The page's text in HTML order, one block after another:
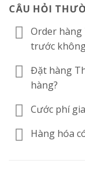
CÂU HỎI
Order hàng
trước
Đặt hàng
hàng?
Cước phí
Hàng hóa